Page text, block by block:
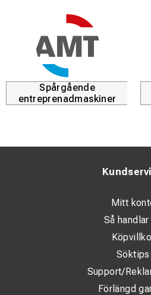
Spårgående
entreprenadmaskiner
Mitt
Så
Söktips
Support/
Förlängd